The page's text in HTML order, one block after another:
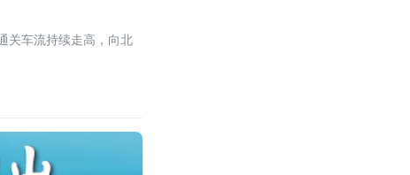
关车流持续走高，向北